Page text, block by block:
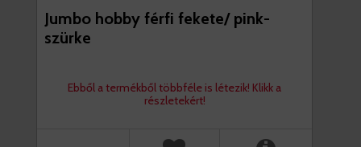
Jumbo hobby férfi fekete/ pink-
szürke
Ebből a termékből többféle is létezik! Klikk a
részletekért!